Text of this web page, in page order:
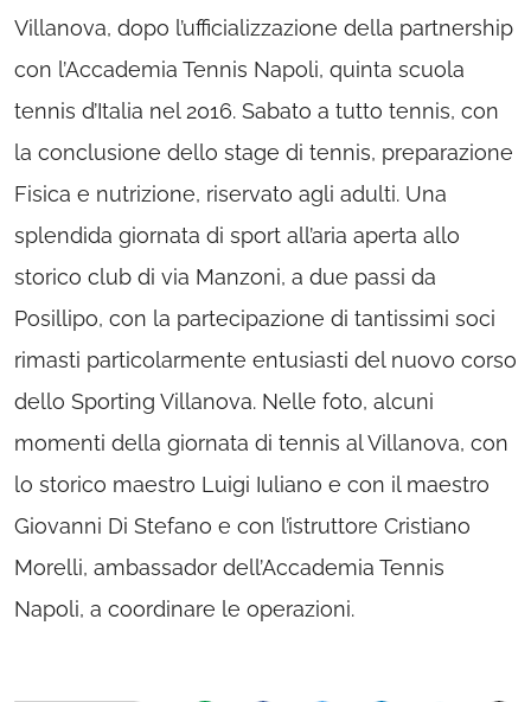
Villanova, dopo l’ufficializzazione della partnership
con l’Accademia Tennis Napoli, quinta scuola
tennis d’Italia nel 2016. Sabato a tutto tennis, con
la conclusione dello stage di tennis, preparazione
Fisica e nutrizione, riservato agli adulti. Una
splendida giornata di sport all’aria aperta allo
storico club di via Manzoni, a due passi da
Posillipo, con la partecipazione di tantissimi soci
rimasti particolarmente entusiasti del nuovo corso
dello Sporting Villanova. Nelle foto, alcuni
momenti della giornata di tennis al Villanova, con
lo storico maestro Luigi Iuliano e con il maestro
Giovanni Di Stefano e con l’istruttore Cristiano
Morelli, ambassador dell’Accademia Tennis
Napoli, a coordinare le operazioni.